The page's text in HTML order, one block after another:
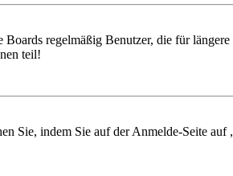
regelmäßig Benutzer, die für
teil!
Sie, indem Sie auf der Anmelde-Seite auf